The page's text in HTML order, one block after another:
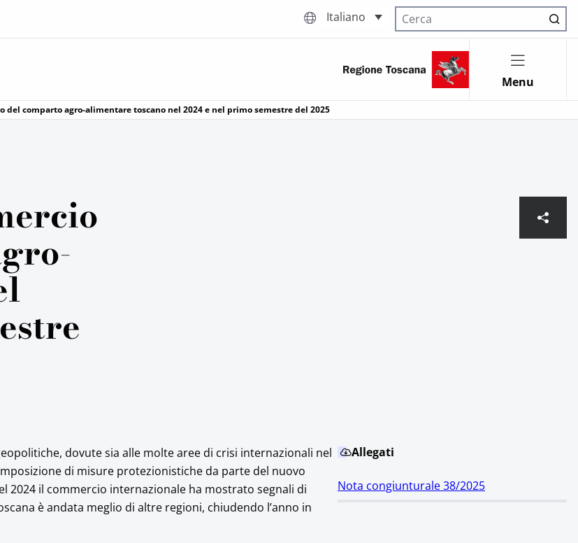
Italiano
Cerca nel sito
Menu
del comparto agro-alimentare toscano nel 2024 e nel primo semestre del 2025
dovute sia alle molte aree di crisi internazionali nel
di misure protezionistiche da parte del nuovo
2024 il commercio internazionale ha mostrato segnali di
è andata meglio di altre regioni, chiudendo l’anno in
Allegati
Nota congiunturale 38/2025